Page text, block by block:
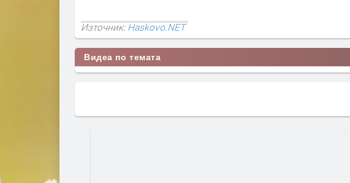
Източник:Haskovo.NET
Видеа по темата